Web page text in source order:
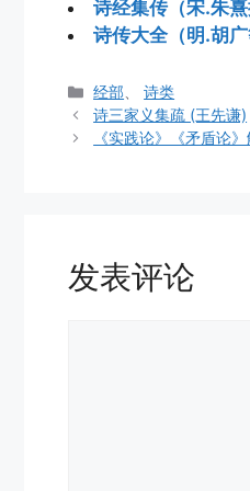
诗经集传（宋.朱
诗传大全（明.胡
分
类
经部、诗类
诗三家义集疏 (王先谦)
《实践论》《矛盾论
发表评论